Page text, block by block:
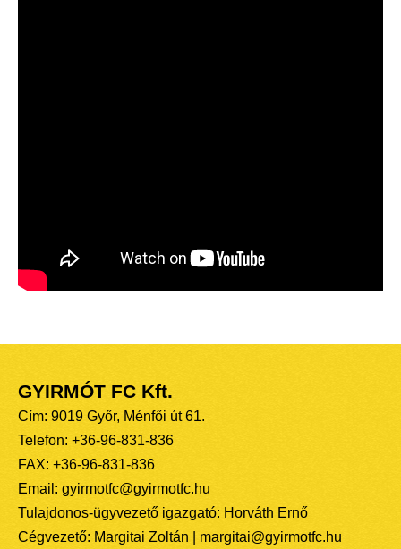
GYIRMÓT FC Kft.
Cím: 9019 Győr, Ménfői út 61.
Telefon: +36-96-831-836
FAX: +36-96-831-836
Email: gyirmotfc@gyirmotfc.hu
Tulajdonos-ügyvezető igazgató: Horváth Ernő
Cégvezető: Margitai Zoltán | margitai@gyirmotfc.hu